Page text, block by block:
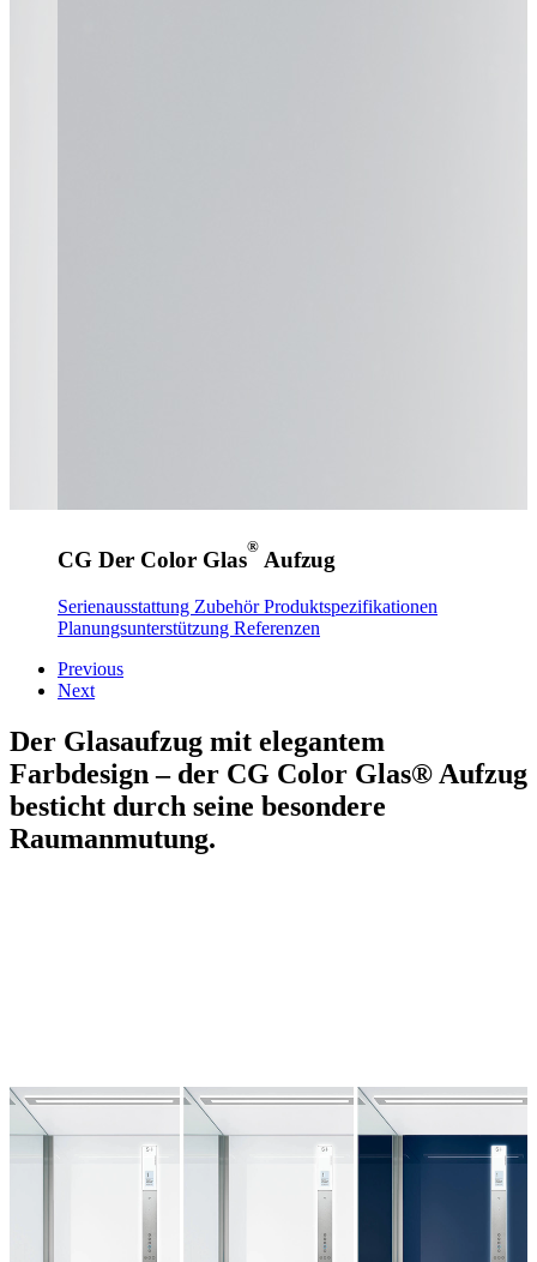
CG Der Color Glas
®
Aufzug
Serienausstattung ZubehörProduktspezifikationen
Planungsunterstützung Referenzen
Previous
Next
Der Glasaufzug mit elegantem
Farbdesign – der CG Color Glas® Aufzug
besticht durch seine besondere
Raumanmutung.